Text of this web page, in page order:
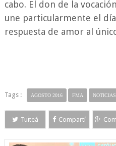
cabo. El don de la
une particularmente el
respuesta de amor al
Tags : AGOSTO 2016 FMA NOTICIAS
Tuiteá Compartí